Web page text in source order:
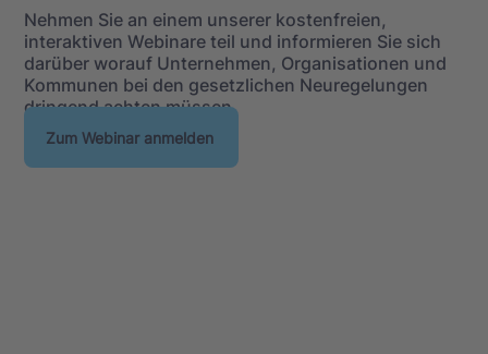
Nehmen Sie an einem unserer kostenfreien,
interaktiven Webinare teil und informieren Sie sich
darüber worauf Unternehmen, Organisationen und
Kommunen bei den gesetzlichen Neuregelungen
dringend achten müssen.
Zum Webinar anmelden